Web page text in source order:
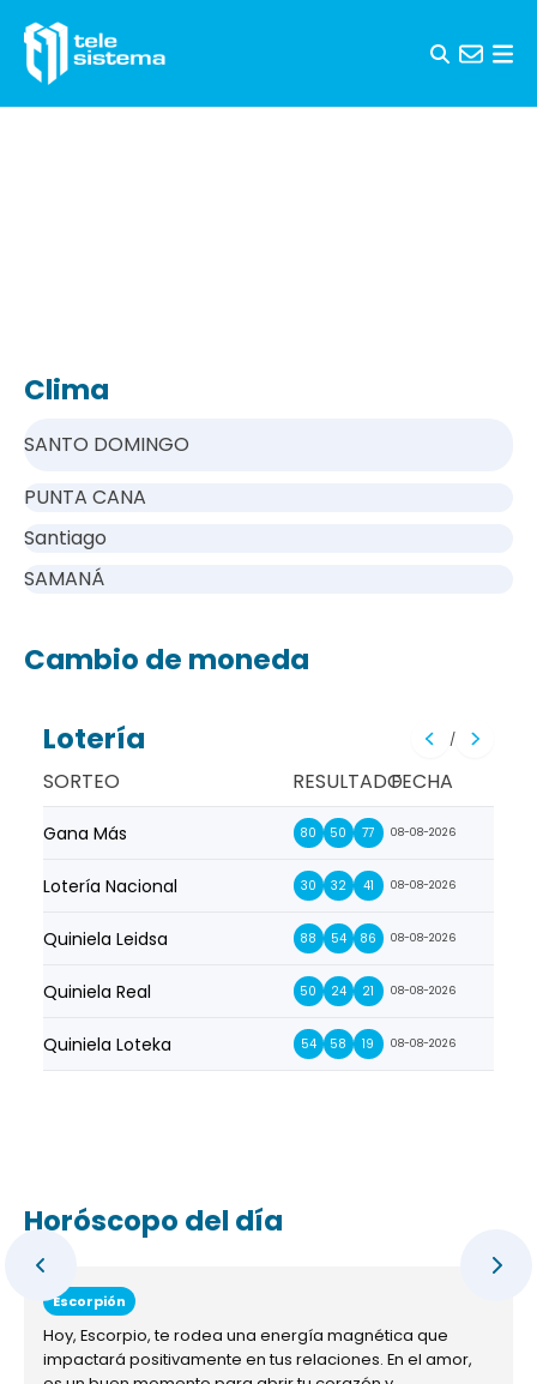
Clima
SANTO DOMINGO
PUNTA CANA
Santiago
SAMANÁ
Cambio de moneda
Lotería /
SORTEO RESULTADOFECHA
Gana Más 80 50 77 08-08-2026
Lotería Nacional 30 32 41 08-08-2026
Quiniela Leidsa 88 54 86 08-08-2026
Quiniela Real 50 24 21 08-08-2026
Quiniela Loteka 54 58 19 08-08-2026
Horóscopo del día
Escorpión
Hoy, Escorpio, te rodea una energía magnética que
impactará positivamente en tus relaciones. En el amor,